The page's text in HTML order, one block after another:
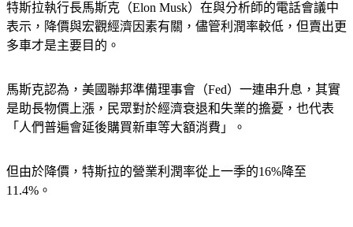
特斯拉執行長馬斯克（Elon Musk）在與分析師的電話會議中
表示，降價與宏觀經濟因素有關，儘管利潤率較低，但賣出更
多車才是主要目的。
馬斯克認為，美國聯邦準備理事會（Fed）一連串升息，其實
是助長物價上漲，民眾對於經濟衰退和失業的擔憂，也代表
「人們普遍會延後購買新車等大額消費」。
但由於降價，特斯拉的營業利潤率從上一季的16%降至
11.4%。